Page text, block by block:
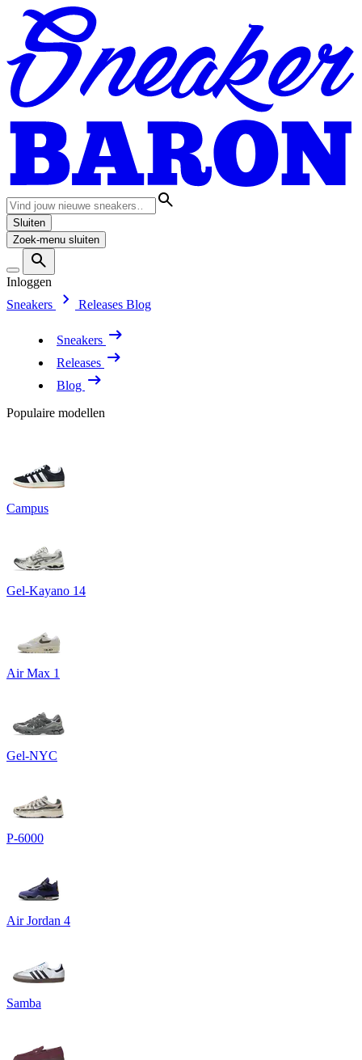
Sluiten
Zoek-menu sluiten
Inloggen
Sneakers
Releases Blog
Sneakers
Releases
Blog
Populaire modellen
Campus
Gel-Kayano 14
Air Max 1
Gel-NYC
P-6000
Air Jordan 4
Samba